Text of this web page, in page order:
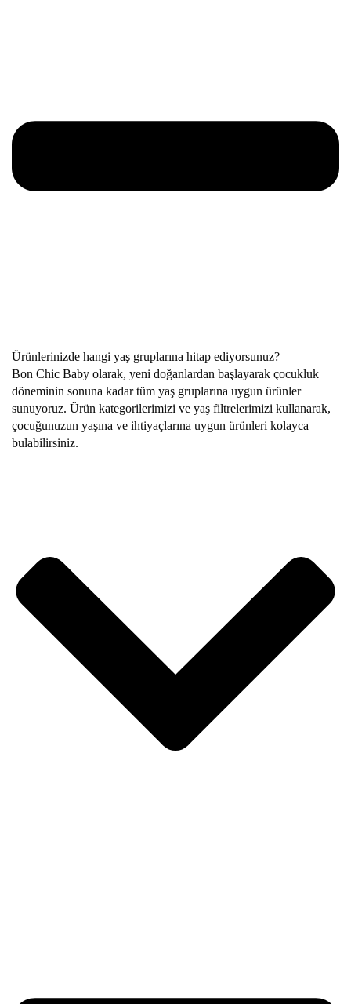
Ürünlerinizde hangi yaş gruplarına hitap ediyorsunuz?
Bon Chic Baby olarak, yeni doğanlardan başlayarak çocukluk
döneminin sonuna kadar tüm yaş gruplarına uygun ürünler
sunuyoruz. Ürün kategorilerimizi ve yaş filtrelerimizi kullanarak,
çocuğunuzun yaşına ve ihtiyaçlarına uygun ürünleri kolayca
bulabilirsiniz.